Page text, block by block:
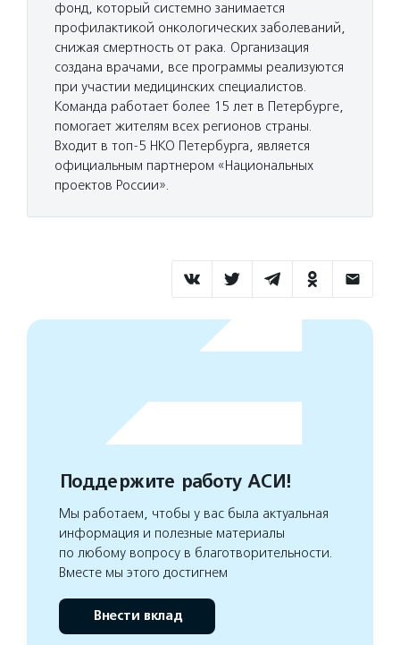
фонд, который системно занимается
профилактикой онкологических заболеваний,
снижая смертность от рака. Организация
создана врачами, все программы реализуются
при участии медицинских специалистов.
Команда работает более 15 лет в Петербурге,
помогает жителям всех регионов страны.
Входит в топ-5 НКО Петербурга, является
официальным партнером «Национальных
проектов России».
Поддержите работу АСИ!
Мы работаем, чтобы у вас была актуальная
информация и полезные материалы
по любому вопросу в благотворительности.
Вместе мы этого достигнем
Внести вклад